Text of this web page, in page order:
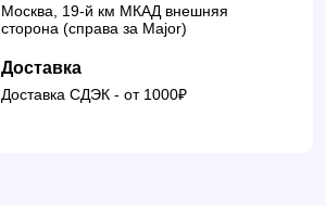
Москва, 19-й км МКАД внешняя
сторона (справа за Major)
Доставка
Доставка СДЭК - от 1000₽